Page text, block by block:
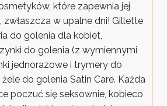
które zapewnia jej
zwłaszcza w upalne dni! Gillette
do golenia dla kobiet,
do golenia (z wymiennymi
jednorazowe i trymery do
do golenia Satin Care. Każda
poczuć się seksownie, kobieco